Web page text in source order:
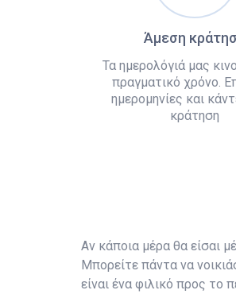
Άμεση
Τα ημερολόγιά μας
πραγματικό χρόνο.
ημερομηνίες και
κράτηση
Αν κάποια μέρα θα είσαι
Μπορείτε πάντα να
είναι ένα φιλικό προς